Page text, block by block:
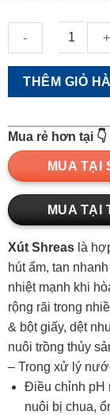
Xút
Cải
môi
trường
nước
quantity
THÊM GIỎ
Mua rẻ hơn tại 👇
MUA TẠI
MUA TẠI
Xút Shreaslà
hút ẩm, tan
nhiệt mạnh khi
rộng rãi trong
& bột giấy, dệt
nuôi trồng thủy
– Trong xử lý
Điều chỉnh pH
nuôi bị chua,